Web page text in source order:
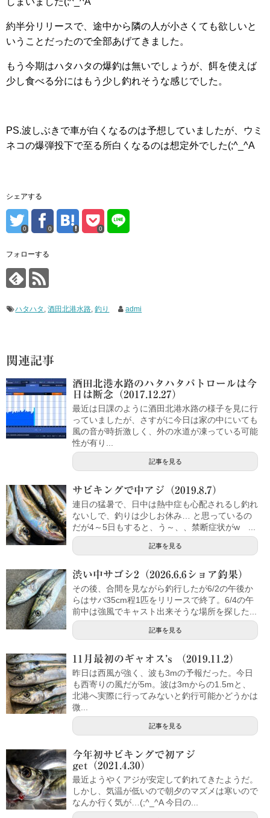
約半分リリースで、途中から隣の人が小さくても欲しいと
いうことだったので全部あげてきました。
もう今期はハタハタの爆釣は無いでしょうが、餌を使えば
少し食べる分にはもう少し釣れそうな感じでした。
PS.波しぶきで車が白くなるのは予想していましたが、ウミ
ネコの爆弾投下で至る所白くなるのは想定外でした(;^_^A
シェアする
0 0 0
フォローする
ハタハタ ,酒田北港水路,釣り admi
関連記事
酒田北港水路のハタハタパトロールは今
日は断念（2017.12.27）
最近は日課のように酒田北港水路の様子を見に行
っていましたが、さすがに今日は家の中にいても
風の音が時折激しく、外の水道が凍っている可能
性が有り...
記事を見る
サビキングで中アジ（2019.8.7）
連日の猛暑で、日中は熱中症も心配されるし釣れ
ないしで、釣りは少しお休み… と思っているの
だが4～5日もすると、う～、、禁断症状がw ...
記事を見る
渋い中サゴシ2（2026.6.6ショア釣果）
その後、合間を見ながら釣行したが6/2の午後か
らはサバ35cm程1匹をリリースで終了。6/4の午
前中は強風でキャスト出来そうな場所を探した...
記事を見る
11月最初のギャオス’s （2019.11.2）
昨日は西風が強く、波も3mの予報だった。今日
も西寄りの風だが5m。波は3mからの1.5mと、
北港へ実際に行ってみないと釣行可能かどうかは
微...
記事を見る
今年初サビキングで初アジ
get（2021.4.30）
最近ようやくアジが安定して釣れてきたようだ。
しかし、気温が低いので朝夕のマズメは寒いので
なんか行く気が…(;^_^A 今日の...